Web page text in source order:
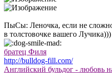
ПыСы: Леночка, если не
в толстовочке вашего Лучика)))
братец Филя
http://bulldog-fill.com/
Английский бульдог - любовь